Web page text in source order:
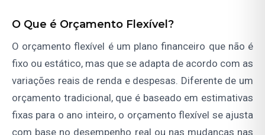
O Que é Orçamento Flexível?
O orçamento flexível é um plano financeiro que não é
fixo ou estático, mas que se adapta de acordo com as
variações reais de renda e despesas. Diferente de um
orçamento tradicional, que é baseado em estimativas
fixas para o ano inteiro, o orçamento flexível se ajusta
com base no desempenho real ou nas mudanças nas